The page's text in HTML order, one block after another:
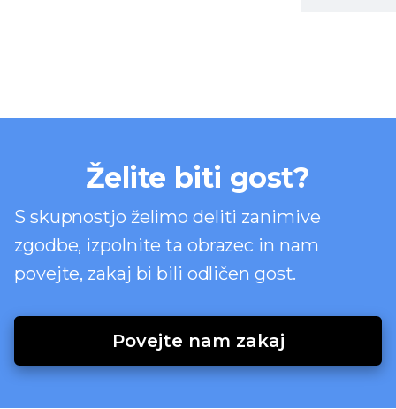
Želite biti gost?
S skupnostjo želimo deliti zanimive
zgodbe, izpolnite ta obrazec in nam
povejte, zakaj bi bili odličen gost.
Povejte nam zakaj